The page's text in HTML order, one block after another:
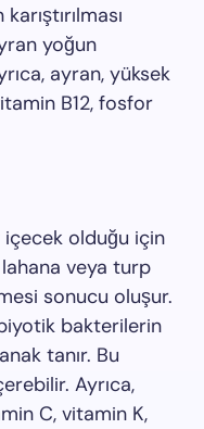
yoğun
ayran, yüksek
B12, fosfor
olduğu için
veya turp
sonucu oluşur.
bakterilerin
tanır. Bu
Ayrıca,
C, vitamin K,